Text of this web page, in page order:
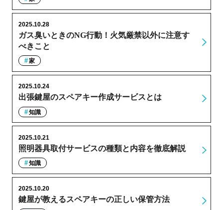
ガス臭いときのNG行動！火気厳禁以外に注意す
べきこと
2025.10.28
家
出張鍵屋のスペアキー作成サービスとは
2025.10.24
知識
照明器具取付サービスの種類と内容を徹底解説
2025.10.21
知識
鍵屋が教えるスペアキーの正しい保管方法
2025.10.20